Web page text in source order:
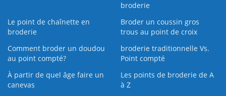
broderie
Le point de chaînette en
broderie
Broder un coussin gros
trous au point de croix
Comment broder un doudou
au point compté?
broderie traditionnelle Vs.
Point compté
À partir de quel âge faire un
canevas
Les points de broderie de A
à Z